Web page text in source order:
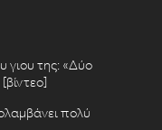
γιου της: «Δύο
πολύ